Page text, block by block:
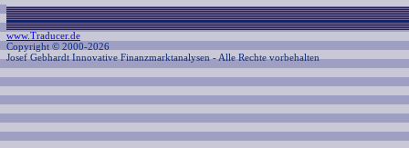
www.Traducer.de
Copyright © 2000-2026
Josef Gebhardt Innovative Finanzmarktanalysen - Alle Rechte vorbehalten